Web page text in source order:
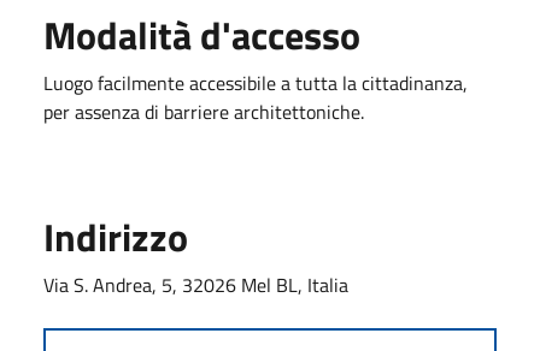
Modalità d'accesso
Luogo facilmente accessibile a tutta la cittadinanza,
per assenza di barriere architettoniche.
Indirizzo
Via S. Andrea, 5, 32026 Mel BL, Italia